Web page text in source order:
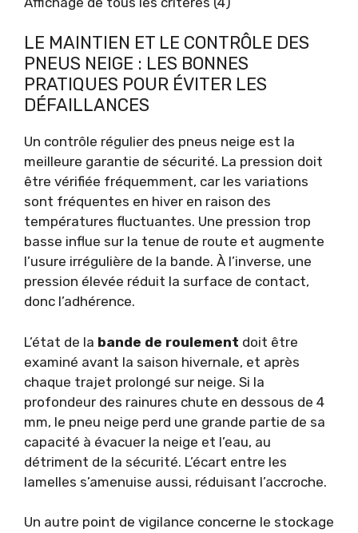
LE MAINTIEN ET LE CONTRÔLE DES
PNEUS NEIGE : LES BONNES
PRATIQUES POUR ÉVITER LES
DÉFAILLANCES
Un contrôle régulier des pneus neige est la
meilleure garantie de sécurité. La pression doit
être vérifiée fréquemment, car les variations
sont fréquentes en hiver en raison des
températures fluctuantes. Une pression trop
basse influe sur la tenue de route et augmente
l’usure irrégulière de la bande. À l’inverse, une
pression élevée réduit la surface de contact,
donc l’adhérence.
L’état de la bande de roulement doit être
examiné avant la saison hivernale, et après
chaque trajet prolongé sur neige. Si la
profondeur des rainures chute en dessous de 4
mm, le pneu neige perd une grande partie de sa
capacité à évacuer la neige et l’eau, au
détriment de la sécurité. L’écart entre les
lamelles s’amenuise aussi, réduisant l’accroche.
Un autre point de vigilance concerne le stockage